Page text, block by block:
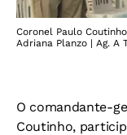
Coronel Paulo
Adriana Planzo | Ag. A
O comandante-
Coutinho,